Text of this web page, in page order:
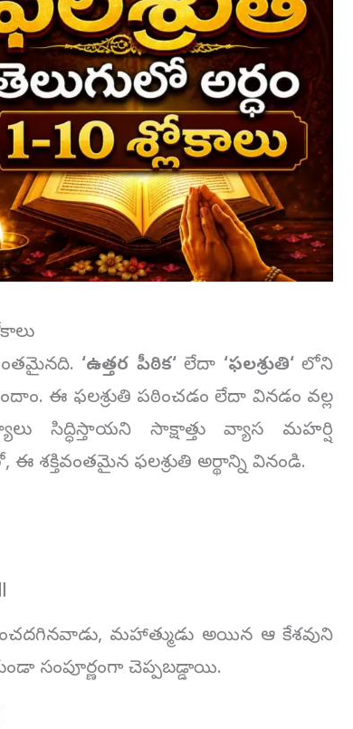
‘ఉత్తర పీఠిక‘ లేదా ‘ఫలశ్రుతి‘ లోని
ఈ ఫలశ్రుతి పఠించడం లేదా వినడం వల్ల
సిద్ధిస్తాయని సాక్షాత్తు వ్యాస మహర్షి
ఫలశ్రుతి అర్థాన్ని వినండి.
॥
మహాత్ముడు అయిన ఆ కేశవుని
సంపూర్ణంగా చెప్పబడ్డాయి.